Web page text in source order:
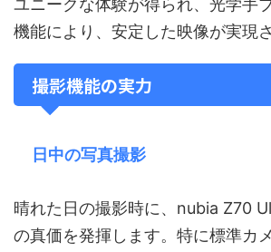
ユニークな体験が得られ、光学手
機能により、安定した映像が実現
撮影機能の実力
日中の写真撮影
晴れた日の撮影時に、nubia Z70
の真価を発揮します。特に標準カ